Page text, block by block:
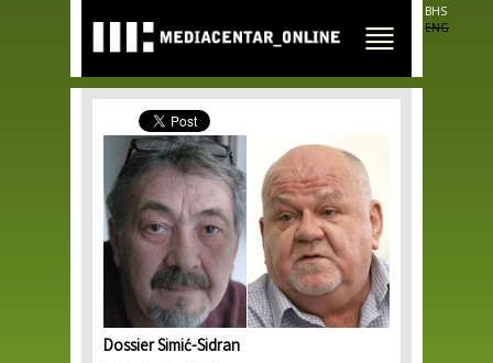
main
content
BHS
ENG
Dossier Simić-Sidran